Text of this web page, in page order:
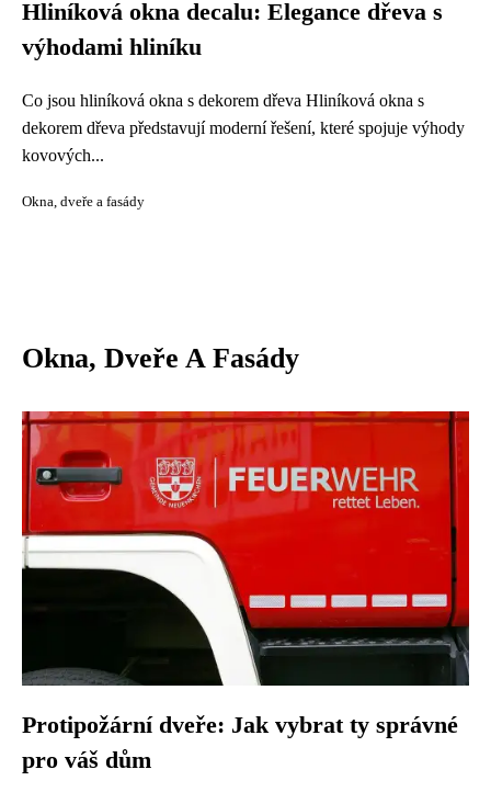
Hliníková okna decalu: Elegance dřeva s
výhodami hliníku
Co jsou hliníková okna s dekorem dřeva Hliníková okna s
dekorem dřeva představují moderní řešení, které spojuje výhody
kovových...
Okna, dveře a fasády
Okna, Dveře A Fasády
Protipožární dveře: Jak vybrat ty správné
pro váš dům